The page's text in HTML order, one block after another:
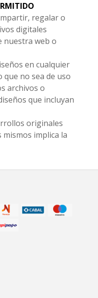
regalar o
digitales
nuestra web o
en cualquier
no sea de uso
archivos o
que incluyan
originales
implica la